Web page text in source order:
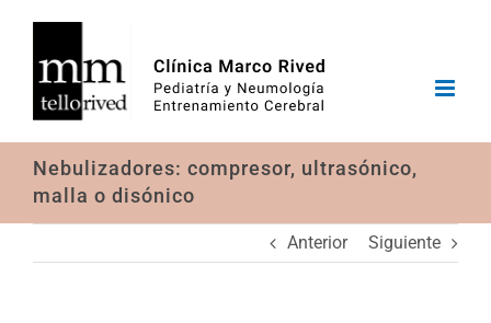
contenido
Nebulizadores: compresor, ultrasónico,
malla o disónico
Anterior Siguiente